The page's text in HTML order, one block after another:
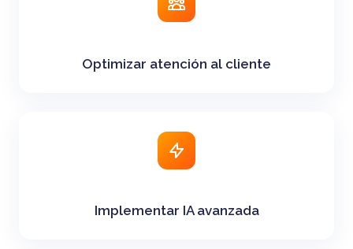
Optimizar atención al cliente
Implementar IA avanzada